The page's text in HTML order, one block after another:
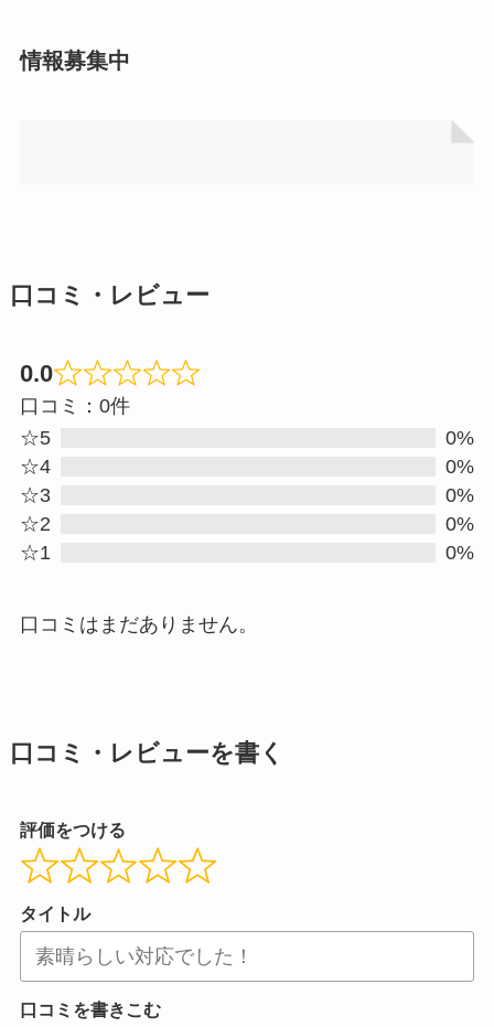
情報募集中
口コミ・レビュー
0.0
Rated
口コミ：0件
☆5
0%
☆4
0%
☆3
0%
☆2
0%
☆1
0%
口コミはまだありません。
口コミ・レビューを書く
評価をつける
タイトル
口コミを書きこむ